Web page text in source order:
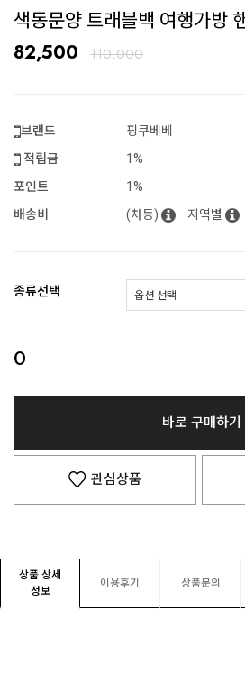
색동문양 트래블백 여행가방
82,500 110,000
브랜드
핑쿠베베
적립금
1%
포인트
1%
배송비
(차등) 지역별
종류선택
0
바로 구매하기
관심상품
상품 상세
정보
이용후기 상품문의